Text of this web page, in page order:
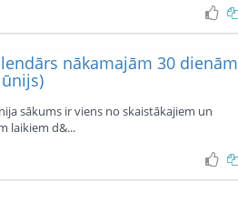
nākamajām 30 dienām
sākums ir viens no skaistākajiem un
laikiem d&...